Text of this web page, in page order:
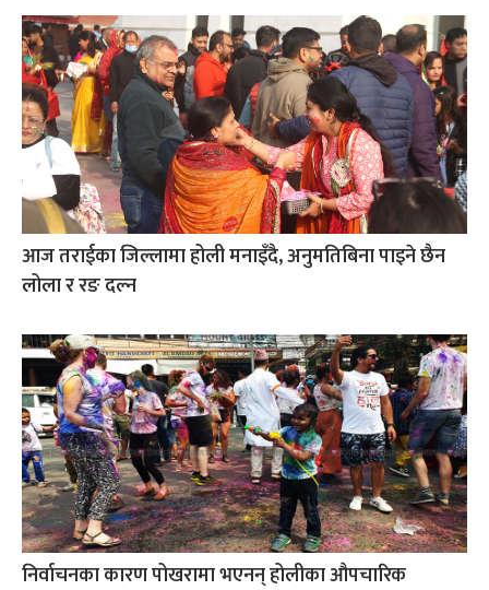
आज तराईका जिल्लामा होली मनाइँदै, अनुमतिबिना पाइने छैन
लोला र रङ दल्न
निर्वाचनका कारण पोखरामा भएनन् होलीका औपचारिक